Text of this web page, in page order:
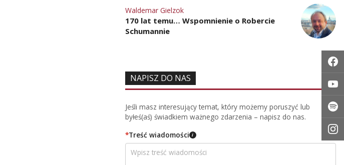
Waldemar Gielzok
170 lat temu… Wspomnienie o Robercie
Schumannie
NAPISZ DO NAS
Jeśli masz interesujący temat, który możemy poruszyć lub
byłeś(aś) świadkiem ważnego zdarzenia – napisz do nas.
*Treść wiadomości i